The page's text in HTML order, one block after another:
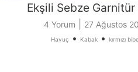
Ekşili Sebze
4 Yorum 27 Ağustos
Havuç • Kabak• kırmızı